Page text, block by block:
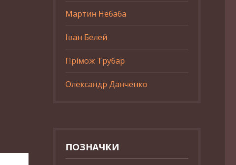
Мартин Небаба
Іван Белей
Прімож Трубар
Олександр Данченко
ПОЗНАЧКИ